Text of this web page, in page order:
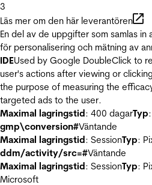
3
Läs mer om den här leverantören
En del av de uppgifter som samlas
för personalisering och mätning av
IDEUsed by Google DoubleClick to
user's actions after viewing or
the purpose of measuring the
targeted ads to the user.
Maximal lagringstid: 400 dagarTyp
gmp\conversion#Väntande
Maximal lagringstid: SessionTyp:
ddm/activity/src=#Väntande
Maximal lagringstid: SessionTyp:
Microsoft